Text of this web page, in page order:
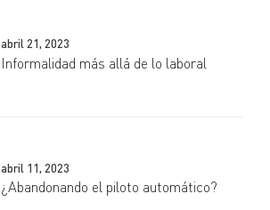
abril 21, 2023
Informalidad más allá de lo laboral
abril 11, 2023
¿Abandonando el piloto automático?